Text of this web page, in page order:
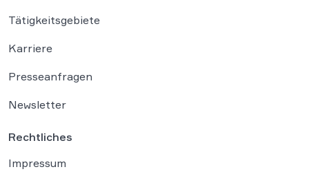
Tätigkeitsgebiete
Karriere
Presseanfragen
Newsletter
Rechtliches
Impressum